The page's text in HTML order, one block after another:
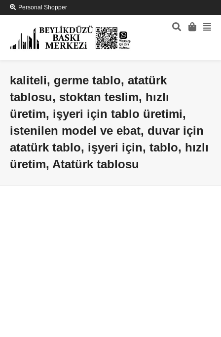
Personal Shopper
kaliteli, germe tablo, atatürk
tablosu, stoktan teslim, hızlı
üretim, işyeri için tablo üretimi,
istenilen model ve ebat, duvar için
atatürk tablo, işyeri için, tablo, hızlı
üretim, Atatürk tablosu